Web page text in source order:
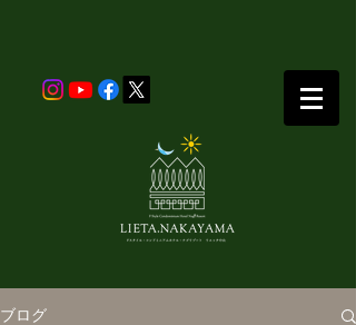
ブログ